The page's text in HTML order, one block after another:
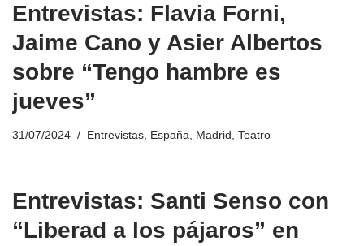
Entrevistas: Flavia Forni,
Jaime Cano y Asier Albertos
sobre “Tengo hambre es
jueves”
31/07/2024 Entrevistas España Madrid Teatro
Entrevistas: Santi Senso con
“Liberad a los pájaros” en